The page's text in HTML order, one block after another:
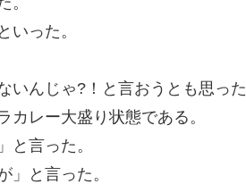
いった。
いんじゃ?！と言おうとも思っ
カレー大盛り状態である。
と言った。
」と言った。